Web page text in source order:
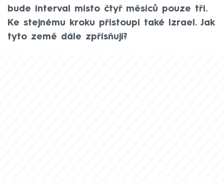
bude interval místo čtyř měsíců pouze tři.
Ke stejnému kroku přistoupí také Izrael. Jak
tyto země dále zpřísňují?